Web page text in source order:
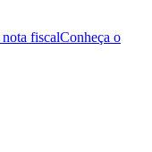
nota fiscalConheça o